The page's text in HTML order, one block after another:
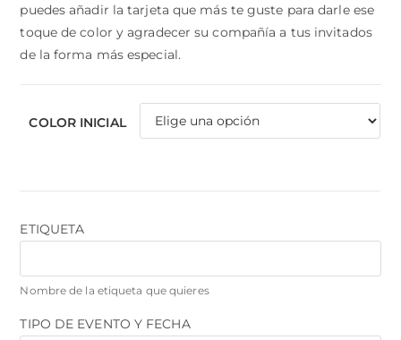
puedes añadir la tarjeta que más te guste para darle ese
toque de color y agradecer su compañía a tus invitados
de la forma más especial.
COLOR INICIAL
ETIQUETA
Nombre de la etiqueta que quieres
TIPO DE EVENTO Y FECHA